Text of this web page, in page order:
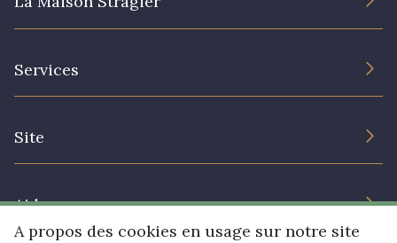
Services
Site
Prix réduits
Aide
A propos des cookies en usage sur notre site